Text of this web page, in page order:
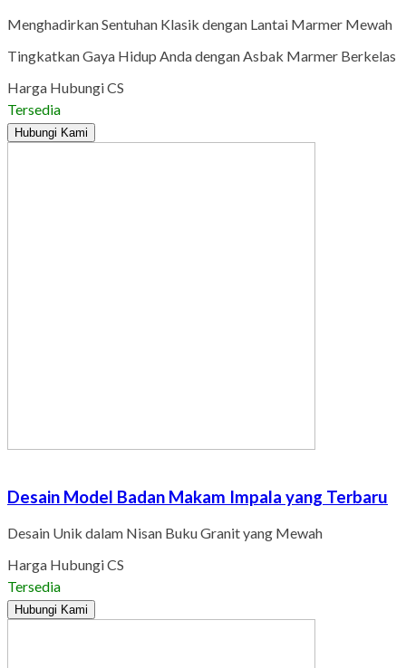
Menghadirkan Sentuhan Klasik dengan Lantai Marmer Mewah
Tingkatkan Gaya Hidup Anda dengan Asbak Marmer Berkelas
Harga Hubungi CS
Tersedia
Hubungi Kami
Desain Model Badan Makam Impala yang Terbaru
Desain Unik dalam Nisan Buku Granit yang Mewah
Harga Hubungi CS
Tersedia
Hubungi Kami